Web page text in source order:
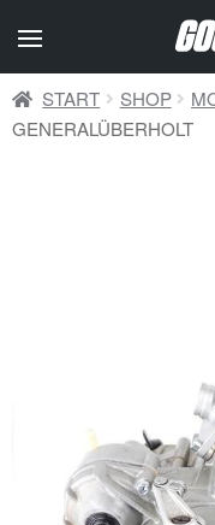
START SHOP
GENERALÜBERHOLT